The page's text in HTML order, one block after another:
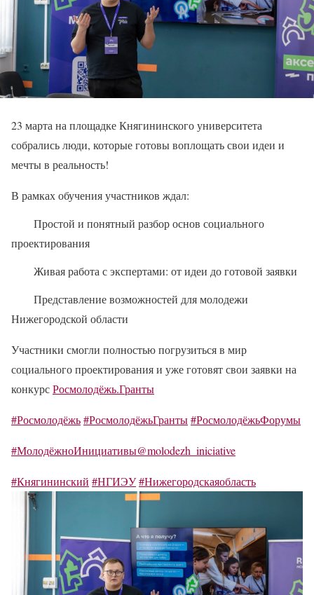
23 марта на площадке Княгининского университета
собрались люди, которые готовы воплощать свои идеи и
мечты в реальность!
В рамках обучения участников ждал:
Простой и понятный разбор основ социального
проектирования
Живая работа с экспертами: от идеи до готовой заявки
Представление возможностей для молодежи
Нижегородской области
Участники смогли полностью погрузиться в мир
социального проектирования и уже готовят свои заявки на
конкурсРосмолодёжь.Гранты
#Росмолодёжь#РосмолодёжьГранты#РосмолодёжьФорумы
#МолодёжноИнициативы@molodezh_iniciative
#Княгининский #НГИЭУ#Нижегородскаяобласть